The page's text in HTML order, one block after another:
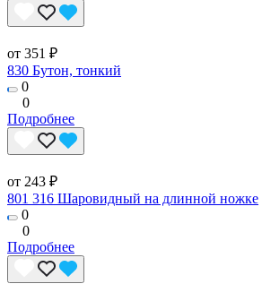
от 351 ₽
830 Бутон, тонкий
0
0
Подробнее
от 243 ₽
801 316 Шаровидный на длинной ножке
0
0
Подробнее